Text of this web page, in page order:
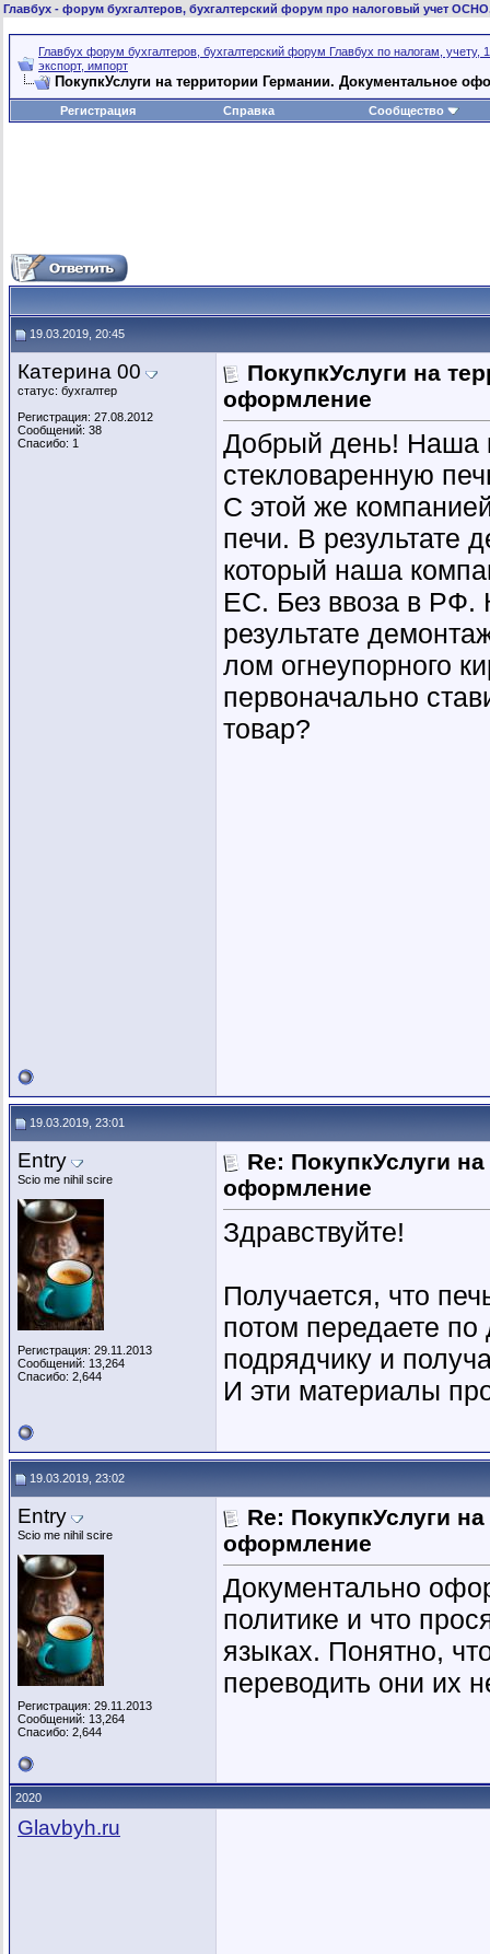
Главбух - форум бухгалтеров, бухгалтерский форум про налоговый учет
Главбух форум бухгалтеров, бухгалтерский форум Главбух по налогам, учету,
экспорт, импорт
ПокупкУслуги на территории Германии. Документальное
Регистрация Справка Сообщество
19.03.2019, 20:45
Катерина 00
статус: бухгалтер
Регистрация: 27.08.2012
Сообщений: 38
Спасибо: 1
ПокупкУслуги на
оформление
Добрый день! Наша
стекловаренную
С этой же
печи. В результате
который наша
ЕС. Без ввоза в РФ.
результате
лом огнеупорного
первоначально
товар?
19.03.2019, 23:01
Entry
Scio me nihil scire
Регистрация: 29.11.2013
Сообщений: 13,264
Спасибо: 2,644
Re: ПокупкУслуги
оформление
Здравствуйте!
Получается, что
потом передаете по
подрядчику и
И эти материалы
19.03.2019, 23:02
Entry
Scio me nihil scire
Регистрация: 29.11.2013
Сообщений: 13,264
Спасибо: 2,644
Re: ПокупкУслуги
оформление
Документально
политике и что
языках. Понятно,
переводить они их
2020
Glavbyh.ru